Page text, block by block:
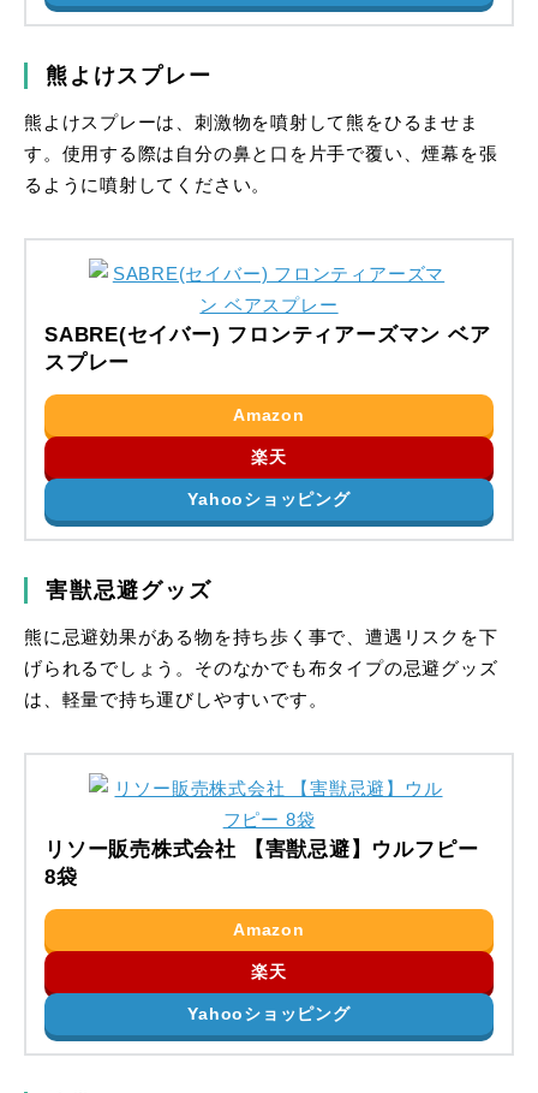
熊よけスプレー
熊よけスプレーは、刺激物を噴射して熊をひるませま
す。使用する際は自分の鼻と口を片手で覆い、煙幕を張
るように噴射してください。
SABRE(セイバー) フロンティアーズマン ベア
スプレー
Amazon
楽天
Yahooショッピング
害獣忌避グッズ
熊に忌避効果がある物を持ち歩く事で、遭遇リスクを下
げられるでしょう。そのなかでも布タイプの忌避グッズ
は、軽量で持ち運びしやすいです。
リソー販売株式会社 【害獣忌避】ウルフピー
8袋
Amazon
楽天
Yahooショッピング